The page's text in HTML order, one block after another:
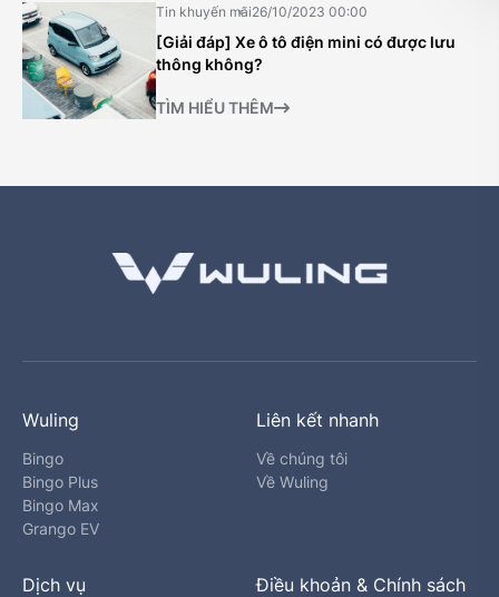
Tin khuyến mãi26/10/2023 00:00
[Giải đáp] Xe ô tô điện mini có được lưu
thông không?
TÌM HIỂU THÊM
Wuling
Bingo
Bingo Plus
Bingo Max
Grango EV
Liên kết nhanh
Về chúng tôi
Về Wuling
Dịch vụ Điều khoản & Chính sách